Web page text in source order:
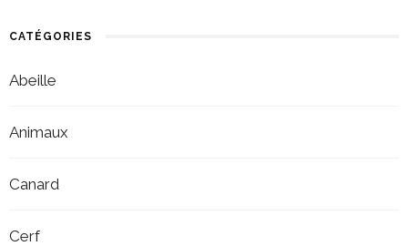
CATÉGORIES
Abeille
Animaux
Canard
Cerf